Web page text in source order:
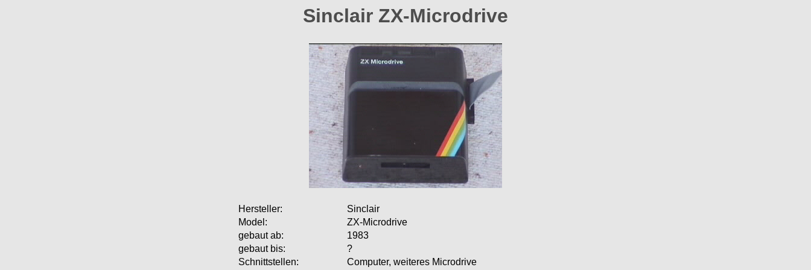
Sinclair ZX-Microdrive
Hersteller:
Sinclair
Model:
ZX-Microdrive
gebaut ab:
1983
gebaut bis:
?
Schnittstellen:
Computer, weiteres Microdrive